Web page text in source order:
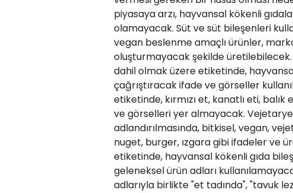
piyasaya arzı, hayvansal kökenli
olamayacak. Süt ve süt bileşenleri
vegan beslenme amaçlı ürünler,
oluşturmayacak şekilde üretilebilecek.
dahil olmak üzere etiketinde,
çağrıştıracak ifade ve görseller
etiketinde, kırmızı et, kanatlı eti,
ve görselleri yer almayacak.
adlandırılmasında, bitkisel, vegan,
nuget, burger, ızgara gibi ifadeler ve
etiketinde, hayvansal kökenli gıda
geleneksel ürün adları
adlarıyla birlikte "et tadında", "tavuk